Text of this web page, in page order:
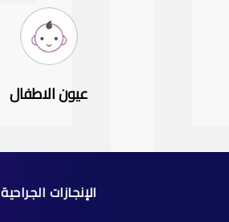
عيون الاطفال
الإنجازات الجراحية